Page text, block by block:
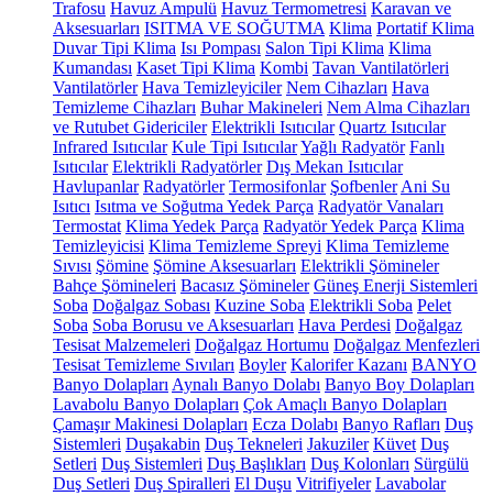
Trafosu Havuz Ampulü Havuz Termometresi Karavan ve
Aksesuarları ISITMA VE SOĞUTMA Klima Portatif Klima
Duvar Tipi Klima Isı Pompası Salon Tipi Klima Klima
Kumandası Kaset Tipi Klima Kombi Tavan Vantilatörleri
Vantilatörler Hava Temizleyiciler Nem Cihazları Hava
Temizleme Cihazları Buhar Makineleri Nem Alma Cihazları
ve Rutubet Gidericiler Elektrikli Isıtıcılar Quartz Isıtıcılar
Infrared Isıtıcılar Kule Tipi IsıtıcılarYağlı Radyatör Fanlı
Isıtıcılar Elektrikli Radyatörler Dış Mekan Isıtıcılar
Havlupanlar Radyatörler Termosifonlar Şofbenler Ani Su
Isıtıcı Isıtma ve Soğutma Yedek Parça Radyatör Vanaları
Termostat Klima Yedek Parça Radyatör Yedek Parça Klima
Temizleyicisi Klima Temizleme Spreyi Klima Temizleme
Sıvısı Şömine Şömine Aksesuarları Elektrikli Şömineler
Bahçe Şömineleri Bacasız Şömineler Güneş Enerji Sistemleri
Soba Doğalgaz Sobası Kuzine Soba Elektrikli Soba Pelet
Soba Soba Borusu ve Aksesuarları Hava Perdesi Doğalgaz
Tesisat Malzemeleri Doğalgaz Hortumu Doğalgaz Menfezleri
Tesisat Temizleme Sıvıları Boyler Kalorifer Kazanı BANYO
Banyo Dolapları Aynalı Banyo Dolabı Banyo Boy Dolapları
Lavabolu Banyo Dolapları Çok Amaçlı Banyo Dolapları
Çamaşır Makinesi Dolapları Ecza Dolabı Banyo Rafları Duş
Sistemleri Duşakabin Duş Tekneleri Jakuziler Küvet Duş
Setleri Duş Sistemleri Duş Başlıkları Duş Kolonları Sürgülü
Duş Setleri Duş Spiralleri El Duşu Vitrifiyeler Lavabolar